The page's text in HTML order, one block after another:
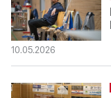
10.05.2026